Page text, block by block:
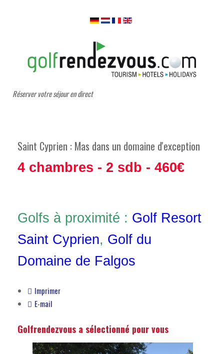
Réserver votre séjour en direct
Saint Cyprien : Mas dans un domaine d'exception
4 chambres - 2 sdb - 460€
Golfs à proximité : Golf Resort
Saint Cyprien, Golf du
Domaine de Falgos
Imprimer
E-mail
Golfrendezvous a sélectionné pour vous